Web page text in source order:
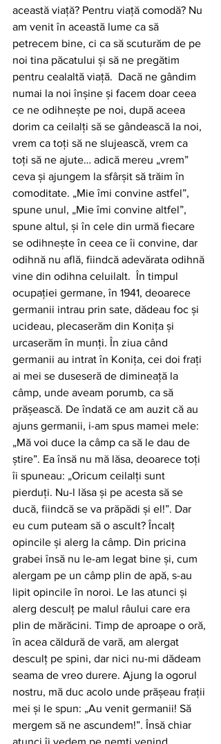
această viaţă? Pentru viaţă comodă? Nu
am venit în această lume ca să
petrecem bine, ci ca să scuturăm de pe
noi tina păcatului şi să ne pregătim
pentru cealaltă viaţă.  Dacă ne gândim
numai la noi înşine şi facem doar ceea
ce ne odihneşte pe noi, după aceea
dorim ca ceilalţi să se gândească la noi,
vrem ca toţi să ne slujească, vrem ca
toţi să ne ajute… adică mereu „vrem”
ceva şi ajungem la sfârşit să trăim în
comoditate. „Mie îmi convine astfel”,
spune unul, „Mie îmi convine altfel”,
spune altul, şi în cele din urmă fiecare
se odihneşte în ceea ce îi convine, dar
odihnă nu află, fiindcă adevărata odihnă
vine din odihna celuilalt.  În timpul
ocupaţiei germane, în 1941, deoarece
germanii intrau prin sate, dădeau foc şi
ucideau, plecaserăm din Koniţa şi
urcaserăm în munţi. În ziua când
germanii au intrat în Koniţa, cei doi fraţi
ai mei se duseseră de dimineaţă la
câmp, unde aveam porumb, ca să
prăşească. De îndată ce am auzit că au
ajuns germanii, i-am spus mamei mele:
„Mă voi duce la câmp ca să le dau de
ştire”. Ea însă nu mă lăsa, deoarece toţi
îi spuneau: „Oricum ceilalţi sunt
pierduţi. Nu-l lăsa şi pe acesta să se
ducă, fiindcă se va prăpădi şi el!”. Dar
eu cum puteam să o ascult? Încalţ
opincile şi alerg la câmp. Din pricina
grabei însă nu le-am legat bine şi, cum
alergam pe un câmp plin de apă, s-au
lipit opincile în noroi. Le las atunci şi
alerg desculţ pe malul râului care era
plin de mărăcini. Timp de aproape o oră,
în acea căldură de vară, am alergat
desculţ pe spini, dar nici nu-mi dădeam
seama de vreo durere. Ajung la ogorul
nostru, mă duc acolo unde prăşeau fraţii
mei şi le spun: „Au venit germanii! Să
mergem să ne ascundem!”. Însă chiar
atunci îi vedem pe nemţi venind